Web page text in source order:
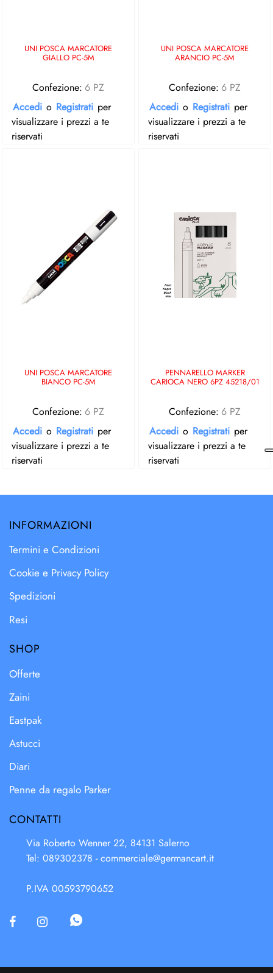
UNI POSCA MARCATORE
GIALLO PC-5M
Confezione: 6 PZ
Accedi o Registrati per
visualizzare i prezzi a te
riservati
UNI POSCA MARCATORE
ARANCIO PC-5M
Confezione: 6 PZ
Accedi o Registrati per
visualizzare i prezzi a te
riservati
UNI POSCA MARCATORE
BIANCO PC-5M
Confezione: 6 PZ
Accedi o Registrati per
visualizzare i prezzi a te
riservati
PENNARELLO MARKER
CARIOCA NERO 6PZ 45218/01
Confezione: 6 PZ
Accedi o Registrati per
visualizzare i prezzi a te
riservati
INFORMAZIONI
Termini e Condizioni
Cookie e Privacy Policy
Spedizioni
Resi
SHOP
Offerte
Zaini
Eastpak
Astucci
Diari
Penne da regalo Parker
CONTATTI
Via Roberto Wenner 22, 84131 Salerno
Tel: 089302378 -commerciale@germancart.it
P.IVA 00593790652